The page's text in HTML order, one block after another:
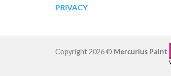
PRIVACY
Copyright 2026 © Mercurius Paint